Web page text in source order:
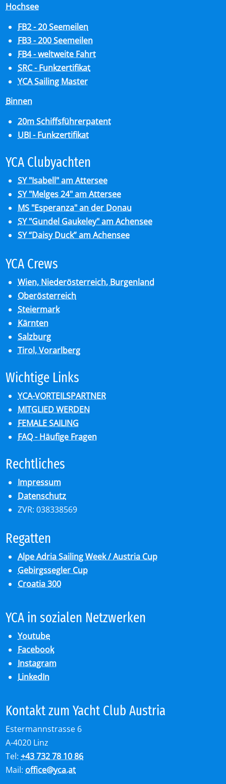
Hochsee
FB2 - 20 Seemeilen
FB3 - 200 Seemeilen
FB4 - weltweite Fahrt
SRC - Funkzertifikat
YCA Sailing Master
Binnen
20m Schiffsführerpatent
UBI - Funkzertifikat
YCA Club­y­ach­ten
SY "Isabell" am Attersee
SY "Melges 24" am Attersee
MS "Esperanza" an der Donau
SY "Gundel Gaukeley" am Achensee
SY “Daisy Duck” am Achensee
YCA Crews
Wien, Niederösterreich, Burgenland
Oberösterreich
Steiermark
Kärnten
Salzburg
Tirol, Vorarlberg
Wich­ti­ge Links
YCA-VORTEILSPARTNER
MITGLIED WERDEN
FEMALE SAILING
FAQ - Häufige Fragen
Recht­li­ches
Impressum
Datenschutz
ZVR: 038338569
Re­gat­ten
Alpe Adria Sailing Week / Austria Cup
Gebirgssegler Cup
Croatia 300
YCA in so­zia­len Netz­wer­ken
Youtube
Facebook
Instagram
LinkedIn
Kon­takt zum Yacht Club Aus­tria
Estermannstrasse 6
A-4020 Linz
Tel:+43 732 78 10 86
Mail: office@yca.at